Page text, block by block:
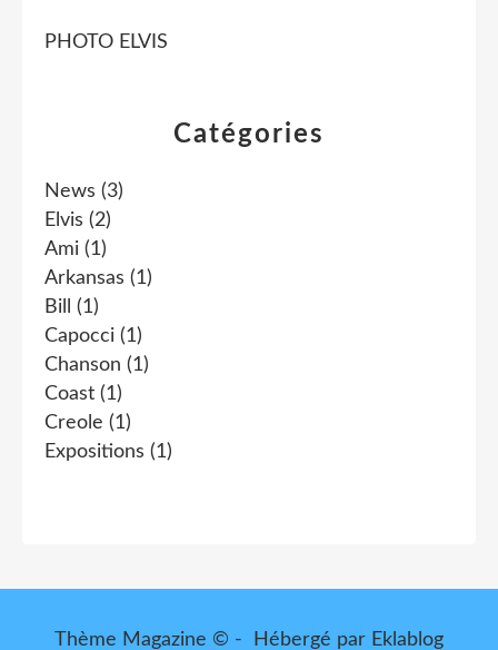
Catégories
News (3)
Elvis (2)
Ami (1)
Arkansas (1)
Bill
(1)
Capocci (1)
Chanson (1)
Coast (1)
Creole (1)
Expositions (1)
PHOTO ELVIS
Thème Magazine © - Hébergé par Eklablog